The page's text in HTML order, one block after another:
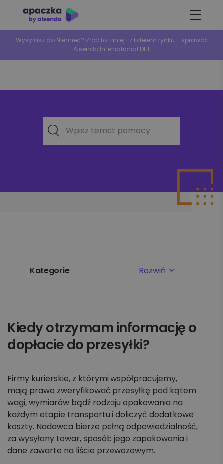
Wysyłasz do Niemiec? Zrób to taniej i z liderem rynku - sprawdź
Alsendo International DHL
Wpisz temat pomocy
Kategorie Rozwiń
Pierwsze kroki
Ustawienia
Płatności i faktury
Reklamacje
Nadawanie
Koszyk zleceń, importy, integracje
Kiedy otrzymam informację o
dopłacie do przesyłki?
Firmy kurierskie, z którymi współpracujemy,
mają prawo zweryfikować przesyłkę pod kątem
wagi, wymiarów bądź rodzaju opakowania na
każdym etapie transportu i doliczyć dodatkowe
koszty. Nadawca bierze pełną odpowiedzialność,
za wysyłany towar, sposób jego zapakowania i
dane zawarte na liście przewozowym.